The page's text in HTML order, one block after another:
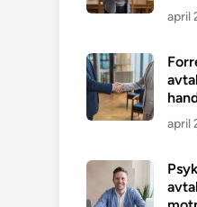
april
april